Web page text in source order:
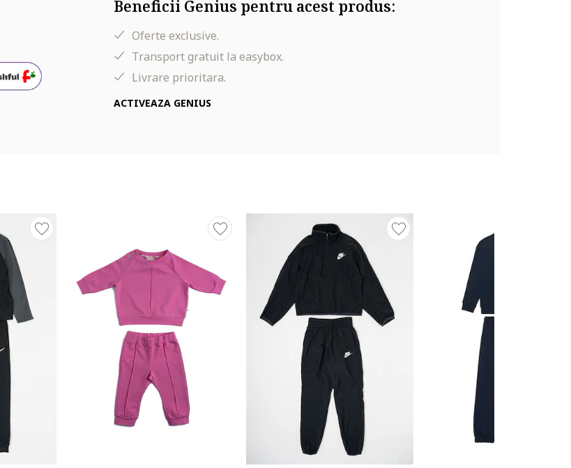
Beneficii Genius pentru acest produs:
Oferte exclusive.
Transport gratuit la easybox.
Livrare prioritara.
ACTIVEAZA GENIUS